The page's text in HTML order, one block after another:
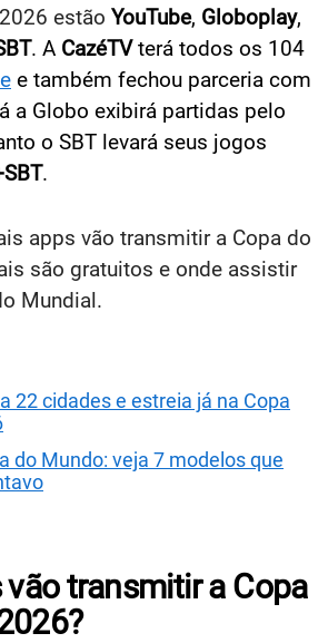
estão YouTube, Globoplay,
. A CazéTVterá todos os 104
e também fechou parceria com
a Globo exibirá partidas pelo
o SBT levará seus jogos
.
apps vão transmitir a Copa do
são gratuitos e onde assistir
Mundial.
22 cidades e estreia já na Copa
do Mundo: veja 7 modelos que
vão transmitir a Copa